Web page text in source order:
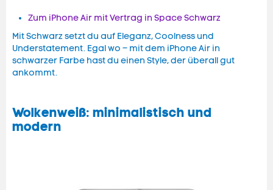
Zum iPhone Air mit Vertrag in Space Schwarz
Mit Schwarz setzt du auf Eleganz, Coolness und
Understatement. Egal wo – mit dem iPhone Air in
schwarzer Farbe hast du einen Style, der überall gut
ankommt.
Wolkenweiß: minimalistisch und
modern